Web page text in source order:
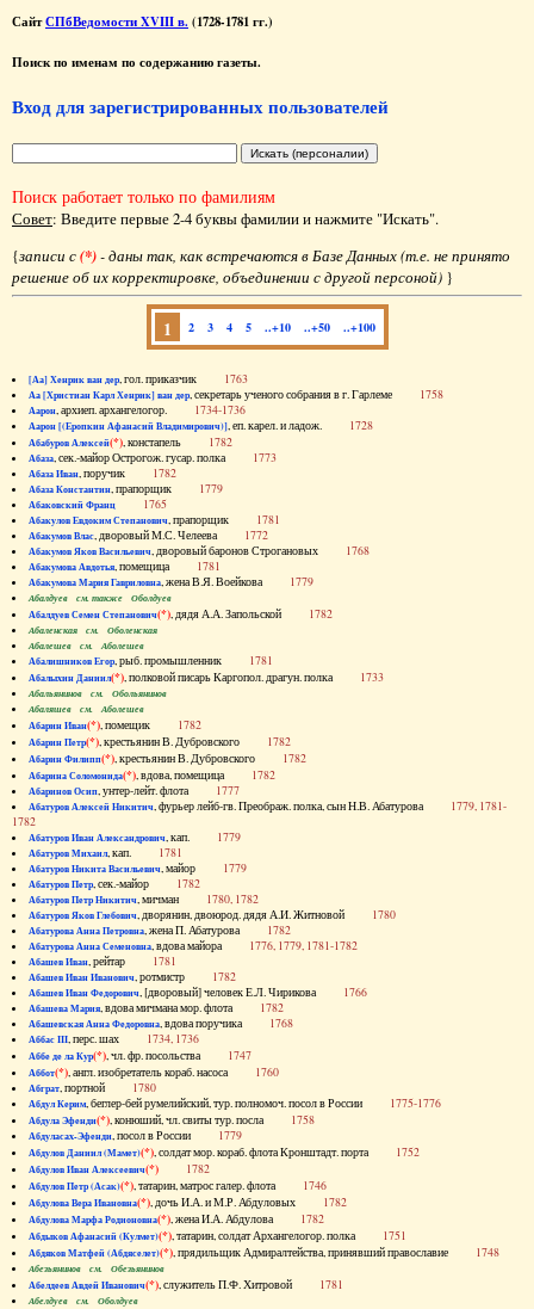
СайтСПбВедомости XVIII в. (1728-1781 гг.)
Поиск по именам по содержанию газеты.
Вход для зарегистрированных пользователей
Поиск работает только по фамилиям
Совет: Введите первые 2-4 буквы фамилии и нажмите "Искать".
{записи с(*)- даны так, как встречаются в Базе Данных (т.е. не принято
решение об их корректировке, объединении с другой персоной) }
1 2 3 4 5 ..+10 ..+50 ..+100
[Аа] Хенрик ван дер, гол. приказчик 1763
Аа [Христиан Карл Хенрик] ван дер, секретарь ученого собрания в г. Гарлеме 1758
Аарон, архиеп. архангелогор. 1734-1736
Аарон [(Еропкин Афанасий Владимирович)], еп. карел. и ладож. 1728
Абабуров Алексей(*), констапель 1782
Абаза, сек.-майор Острогож. гусар. полка 1773
Абаза Иван, поручик 1782
Абаза Константин, прапорщик 1779
Абаковский Франц 1765
Абакулов Евдоким Степанович, прапорщик 1781
Абакумов Влас, дворовый М.С. Челеева 1772
Абакумов Яков Васильевич, дворовый баронов Строгановых 1768
Абакумова Авдотья, помещица 1781
Абакумова Мария Гавриловна, жена В.Я. Воейкова 1779
Абалдуев см. также Оболдуев
Абалдуев Семен Степанович(*), дядя А.А. Запольской 1782
Абаленская см. Оболенская
Абалешев см. Аболешев
Абалишников Егор, рыб. промышленник 1781
Абалыхин Даниил(*), полковой писарь Каргопол. драгун. полка 1733
Абальянинов см. Обольянинов
Абаляшев см. Аболешев
Абарин Иван(*), помещик 1782
Абарин Петр(*), крестьянин В. Дубровского 1782
Абарин Филипп(*), крестьянин В. Дубровского 1782
Абарина Соломонида(*), вдова, помещица 1782
Абаринов Осип, унтер-лейт. флота 1777
Абатуров Алексей Никитич, фурьер лейб-гв. Преображ. полка, сын Н.В. Абатурова 1779, 1781-
1782
Абатуров Иван Александрович, кап. 1779
Абатуров Михаил, кап. 1781
Абатуров Никита Васильевич, майор 1779
Абатуров Петр, сек.-майор 1782
Абатуров Петр Никитич, мичман 1780, 1782
Абатуров Яков Глебович, дворянин, двоюрод. дядя А.И. Житновой 1780
Абатурова Анна Петровна, жена П. Абатурова 1782
Абатурова Анна Семеновна, вдова майора 1776, 1779, 1781-1782
Абашев Иван, рейтар 1781
Абашев Иван Иванович, ротмистр 1782
Абашев Иван Федорович, [дворовый] человек Е.Л. Чирикова 1766
Абашева Мария, вдова мичмана мор. флота 1782
Абашевская Анна Федоровна, вдова поручика 1768
Аббас III, перс. шах 1734, 1736
Аббе де ла Кур(*), чл. фр. посольства 1747
Аббот(*), англ. изобретатель кораб. насоса 1760
Абграт, портной 1780
Абдул Керим, беглер-бей румелийский, тур. полномоч. посол в России 1775-1776
Абдула Эфенди(*), конюший, чл. свиты тур. посла 1758
Абдуласах-Эфенди, посол в России 1779
Абдулов Даниил (Мамет)(*), солдат мор. кораб. флота Кронштадт. порта 1752
Абдулов Иван Алексеевич(*) 1782
Абдулов Петр (Асак)(*), татарин, матрос галер. флота 1746
Абдулова Вера Ивановна(*), дочь И.А. и М.Р. Абдуловых 1782
Абдулова Марфа Родионовна(*), жена И.А. Абдулова 1782
Абдыков Афанасий (Кулмет)(*), татарин, солдат Архангелогор. полка 1751
Абдяков Матфей (Абдяселет)(*), прядильщик Адмиралтейства, принявший православие 1748
Абезьянинов см. Обезьянинов
Абелдеев Авдей Иванович(*), служитель П.Ф. Хитровой 1781
Абелдуев см. Оболдуев